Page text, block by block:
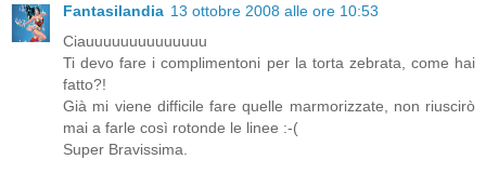
Fantasilandia 13 ottobre 2008 alle ore 10:53
Ciauuuuuuuuuuuuuu
Ti devo fare i complimentoni per la torta zebrata, come hai
fatto?!
Già mi viene difficile fare quelle marmorizzate, non riuscirò
mai a farle così rotonde le linee :-(
Super Bravissima.